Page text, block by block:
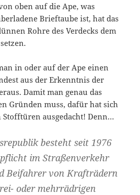
oben auf die Ape, was
Brieftaube ist, hat das
Rohre des Verdecks dem
in oder auf der Ape einen
aus der Erkenntnis der
Damit man genau das
Gründen muss, dafür hat sich
Stofftüren ausgedacht! Denn…
besteht seit 1976
im Straßenverkehr
Beifahrer von Krafträdern
oder mehrrädrigen